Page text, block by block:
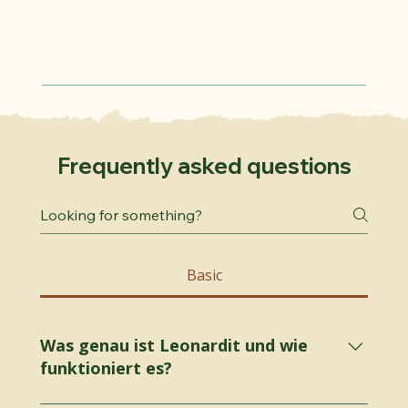
Frequently asked questions
Basic
Was genau ist Leonardit und wie
funktioniert es?